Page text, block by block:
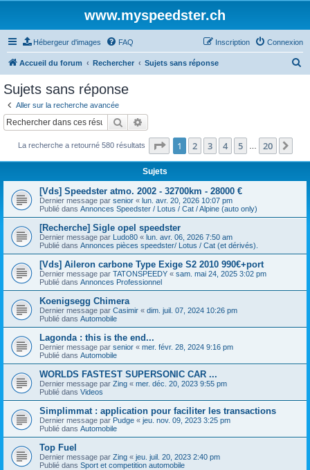
www.myspeedster.ch
Hébergeur d'images FAQ Connexion
Inscription
Accueil du forum Rechercher Sujets sans réponse
c
Sujets sans réponse
Aller sur la recherche avancée
Rechercher
La recherche a retourné 580 résultats Page 1sur20
1 2 3 4 5 20
Sujets
[Vds] Speedster atmo. 2002 - 32700km - 28000 €
Dernier message par senior « lun. avr. 20, 2026 10:07 pm
Publié dans Annonces Speedster / Lotus / Cat / Alpine (auto only)
[Recherche] Sigle opel speedster
Dernier message par Ludo80 « lun. avr. 06, 2026 7:50 am
Publié dans Annonces pièces speedster/ Lotus / Cat (et dérivés).
[Vds] Aileron carbone Type Exige S2 2010 990€+port
Dernier message par TATONSPEEDY « sam. mai 24, 2025 3:02 pm
Publié dans Annonces Professionnel
Koenigsegg Chimera
Dernier message par Casimir « dim. juil. 07, 2024 10:26 pm
Publié dans Automobile
Lagonda : this is the end...
Dernier message par senior « mer. févr. 28, 2024 9:16 pm
Publié dans Automobile
WORLDS FASTEST SUPERSONIC CAR ...
Dernier message par Zing « mer. déc. 20, 2023 9:55 pm
Publié dans Videos
Simplimmat : application pour faciliter les transactions
Dernier message par Pudge « jeu. nov. 09, 2023 3:25 pm
Publié dans Automobile
Top Fuel
Dernier message par Zing « jeu. juil. 20, 2023 2:40 pm
Publié dans Sport et competition automobile